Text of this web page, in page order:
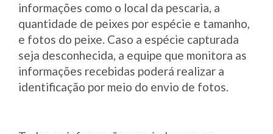
informações como o local da pescaria, a
quantidade de peixes por espécie e tamanho,
e fotos do peixe. Caso a espécie capturada
seja desconhecida, a equipe que monitora as
informações recebidas poderá realizar a
identificação por meio do envio de fotos.